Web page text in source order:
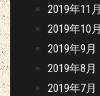
2019年11月
2019年10月
2019年9月
2019年8月
2019年7月